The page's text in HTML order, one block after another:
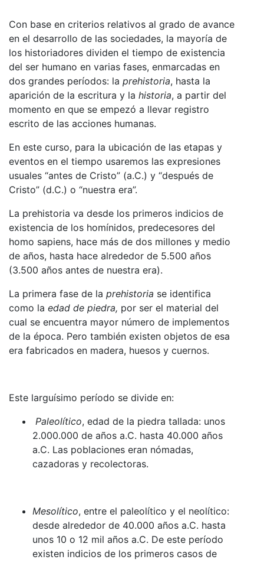
Con base en criterios relativos al grado de avance
en el desarrollo de las sociedades, la mayoría de
los historiadores dividen el tiempo de existencia
del ser humano en varias fases, enmarcadas en
dos grandes períodos: la prehistoria, hasta la
aparición de la escritura y la historia, a partir del
momento en que se empezó a llevar registro
escrito de las acciones humanas.
En este curso, para la ubicación de las etapas y
eventos en el tiempo usaremos las expresiones
usuales “antes de Cristo” (a.C.) y “después de
Cristo” (d.C.) o “nuestra era”.
La prehistoria va desde los primeros indicios de
existencia de los homínidos, predecesores del
homo sapiens, hace más de dos millones y medio
de años, hasta hace alrededor de 5.500 años
(3.500 años antes de nuestra era).
La primera fase de la prehistoria se identifica
como la edad de piedra, por ser el material del
cual se encuentra mayor número de implementos
de la época. Pero también existen objetos de esa
era fabricados en madera, huesos y cuernos.
Este larguísimo período se divide en:
Paleolítico, edad de la piedra tallada: unos
2.000.000 de años a.C. hasta 40.000 años
a.C. Las poblaciones eran nómadas,
cazadoras y recolectoras.
Mesolítico, entre el paleolítico y el neolítico:
desde alrededor de 40.000 años a.C. hasta
unos 10 o 12 mil años a.C. De este período
existen indicios de los primeros casos de